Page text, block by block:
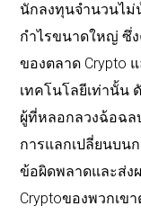
นักลงทุนจำนวนไม่
กำไรขนาดใหญ่ ซึ่
ของตลาด Crypto
เทคโนโลยีเท่านั้น
ผู้ที่หลอกลวงฉ้อฉล
การแลกเปลี่ยนบน
ข้อผิดพลาดและส่ง
Cryptoของพวกเข